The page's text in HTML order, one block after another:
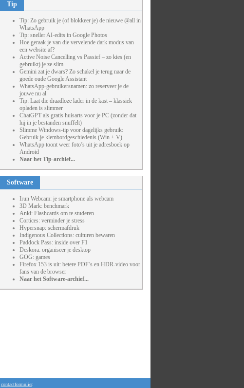
Tip
Tip: Zo gebruik je (of blokkeer je) de nieuwe @all in
WhatsApp
Tip: sneller AI-edits in Google Photos
Hoe geraak je van die vervelende dark modus van
een website af?
Active Noise Cancelling vs Passief – zo kies (en
gebruikt) je ze slim
Gemini zat je dwars? Zo schakel je terug naar de
goede oude Google Assistant
WhatsApp-gebruikersnamen: zo reserveer je de
jouwe nu al
Tip: Laat die draadloze lader in de kast – klassiek
opladen is slimmer
ChatGPT als gratis huisarts voor je PC (zonder dat
hij in je bestanden snuffelt)
Slimme Windows-tip voor dagelijks gebruik:
Gebruik je klembordgeschiedenis (Win + V)
WhatsApp toont weer foto’s uit je adresboek op
Android
Naar het Tip-archief...
Software
Irun Webcam: je smartphone als webcam
3D Mark: benchmark
Anki: Flashcards om te studeren
Cortices: verminder je stress
Hypersnap: schermafdruk
Indigenous Collections: culturen bewaren
Paddock Pass: inside over F1
Deskora: organiseer je desktop
GOG: games
Firefox 153 is uit: betere PDF’s en HDR-video voor
fans van de browser
Naar het Software-archief...
contactformulier.